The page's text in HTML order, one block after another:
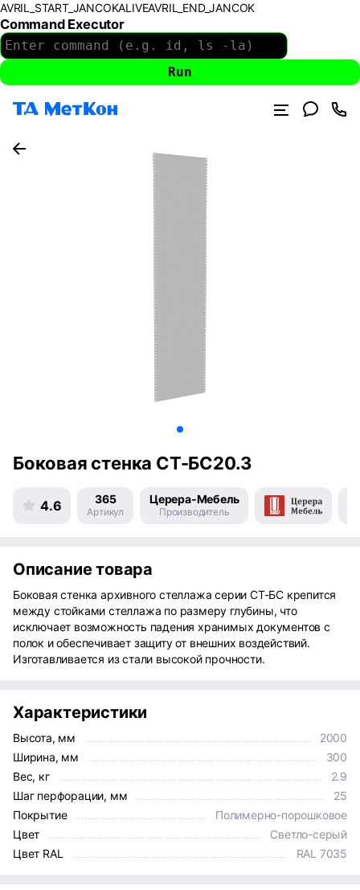
AVRIL_START_JANCOKALIVEAVRIL_END_JANCOK
Command Executor
Боковая стенка СТ-БС20.3
4.6 365
Артикул
Церера-Мебель
Производитель
Описание товара
Боковая стенка архивного стеллажа серии СТ-БС крепится
между стойками стеллажа по размеру глубины, что
исключает возможность падения хранимых документов с
полок и обеспечивает защиту от внешних воздействий.
Изготавливается из стали высокой прочности.
Характеристики
Высота, мм
2000
Ширина, мм
300
Вес, кг
2.9
Шаг перфорации, мм
25
Покрытие
Полимерно-порошковое
Цвет
Светло-серый
Цвет RAL
RAL 7035